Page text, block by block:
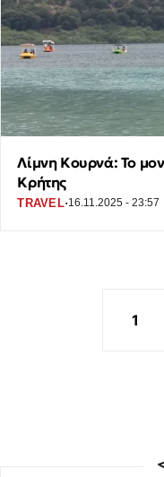
Λίμνη Κουρνά: Το
Κρήτης
TRAVEL·16.11.2025 - 23:57
1